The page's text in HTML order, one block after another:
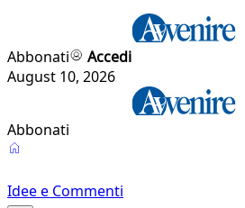
Abbonati
Accedi
August 10, 2026
Abbonati
Idee e Commenti